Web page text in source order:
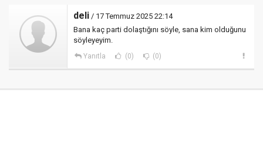
deli / 17 Temmuz 2025 22:14
Bana kaç parti dolaştığını söyle, sana kim olduğunu
söyleyeyim.
Yanıtla (0) (0)